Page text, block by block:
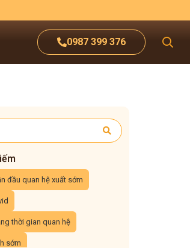
0987 399 376
đầu quan hệ xuất sớm
thời gian quan hệ
sớm